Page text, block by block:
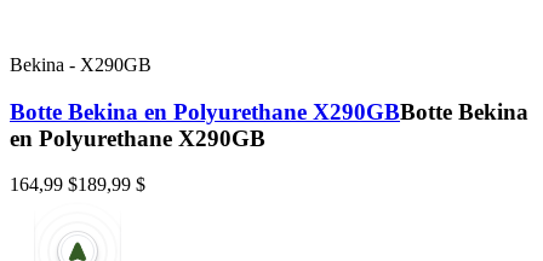
Bekina - X290GB
Botte Bekina en Polyurethane X290GBBotte Bekina
en Polyurethane X290GB
164,99 $189,99 $